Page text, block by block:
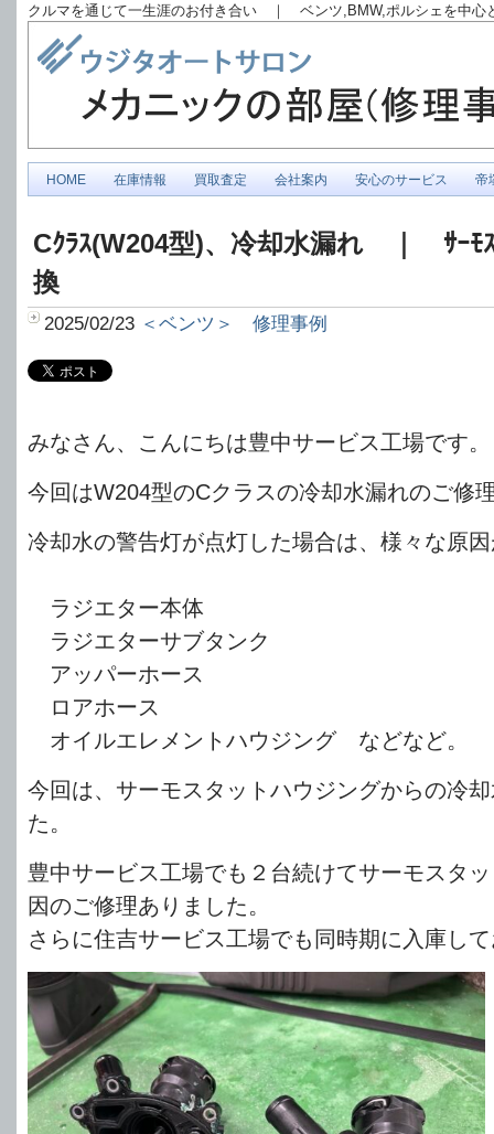
クルマを通じて一生涯のお付き合い ｜ ベンツ,BMW,ポルシェを中
HOME 在庫情報 買取査定 会社案内 安心のサービス 帝
Cｸﾗｽ(W204型)、冷却水漏れ ｜ ｻｰﾓｽ
換
2025/02/23 ＜ベンツ＞ 修理事例
みなさん、こんにちは豊中サービス工場です。
今回はW204型のCクラスの冷却水漏れのご修
冷却水の警告灯が点灯した場合は、様々な原
ラジエター本体
ラジエターサブタンク
アッパーホース
ロアホース
オイルエレメントハウジング などなど。
今回は、サーモスタットハウジングからの冷
た。
豊中サービス工場でも２台続けてサーモスタ
因のご修理ありました。
さらに住吉サービス工場でも同時期に入庫し